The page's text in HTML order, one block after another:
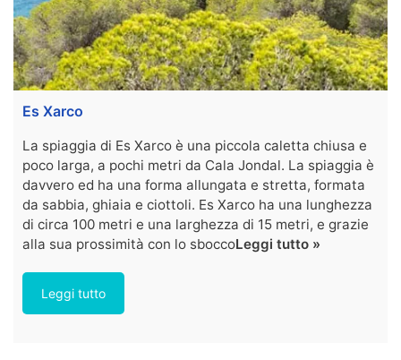
Es Xarco
La spiaggia di Es Xarco è una piccola caletta chiusa e
poco larga, a pochi metri da Cala Jondal. La spiaggia è
davvero ed ha una forma allungata e stretta, formata
da sabbia, ghiaia e ciottoli. Es Xarco ha una lunghezza
di circa 100 metri e una larghezza di 15 metri, e grazie
alla sua prossimità con lo sboccoLeggi tutto »
Leggi tutto